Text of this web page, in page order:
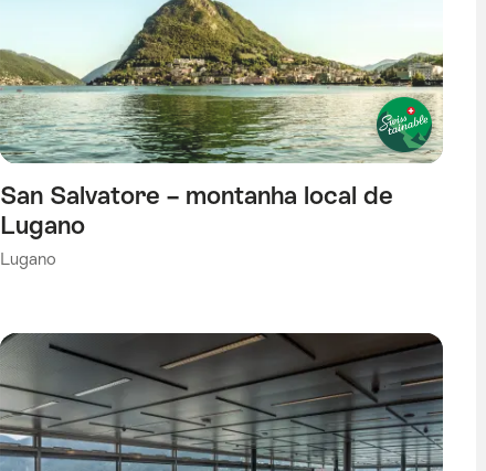
San Salvatore – montanha local de
Lugano
Lugano